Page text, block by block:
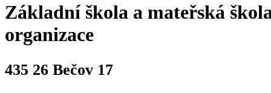
Základní škola a mateřská
organizace
435 26 Bečov 17